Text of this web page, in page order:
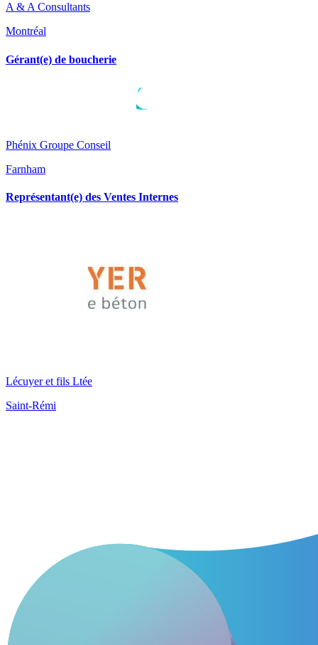
A & A Consultants
Montréal
Gérant(e) de boucherie
Phénix Groupe Conseil
Farnham
Représentant(e) des Ventes Internes
Lécuyer et fils Ltée
Saint-Rémi